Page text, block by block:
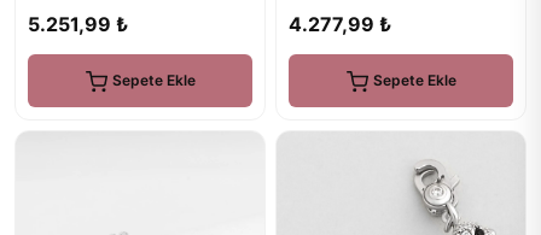
5.251,99 ₺
Sepete Ekle
4.277,99 ₺
Sepete Ekle